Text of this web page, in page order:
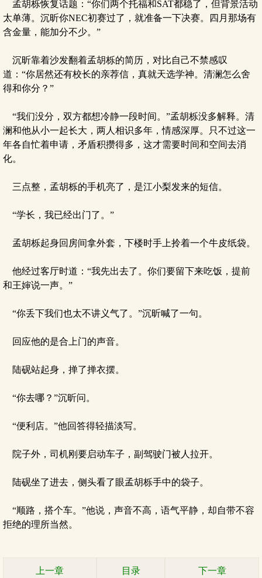
孟胡栎恢复话题：“你们两个托福和SAT都稳了，但背景活动
太单薄。沉昕你NEC初赛过了，就准备一下决赛。四月那场有
含金量，能加分不少。”
沉昕靠着沙发翻着孟胡栎的简历，对比自己不禁感叹
道：“你居然还有校长的亲荐信，真就天选学神。清澜怎么舍
得和你分？”
“我们没分，双方都想冷静一段时间。”孟胡栎没多解释。清
澜和他从小一起长大，两人相识多年，情感深厚。只不过这一
年各自忙着申请，矛盾积攒得多，这才需要时间和空间去消
化。
三点整，孟胡栎的手机亮了，是江小梨发来的短信。
“学长，我已经出门了。”
孟胡栎起身回房间拿外套，下楼时手上拎着一个牛皮纸袋。
他经过客厅时道：“我先出去了。你们要留下来吃饭，提前
和王婶说一声。”
“你丢下我们也太不讲义气了。”沉昕喊了一句。
回应他的是合上门的声音。
陆砚站起身，掸了掸衣摆。
“你去哪？”沉昕问。
“便利店。”他回答得轻描淡写。
院子外，司机刚要启动车子，副驾驶门被人拉开。
陆砚坐了进去，侧头看了眼孟胡栎手中的袋子。
“顺路，搭个车。”他说，声音不高，语气平静，却自带不容
拒绝的理所当然。
上一章 目录 下一章